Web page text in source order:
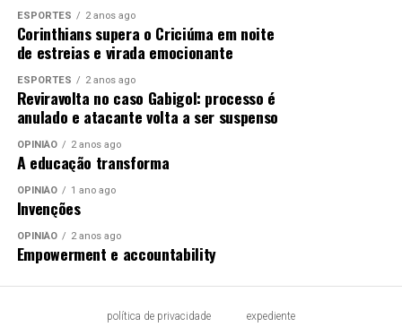
ESPORTES 2 anos ago
Corinthians supera o Criciúma em noite
de estreias e virada emocionante
ESPORTES 2 anos ago
Reviravolta no caso Gabigol: processo é
anulado e atacante volta a ser suspenso
OPINIÃO 2 anos ago
A educação transforma
OPINIÃO 1 ano ago
Invenções
OPINIÃO 2 anos ago
Empowerment e accountability
política de privacidade expediente